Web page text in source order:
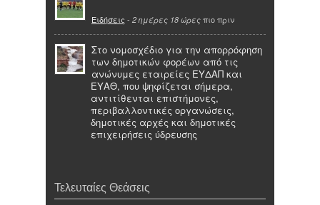
Ειδήσεις - 2 ημέρες 18 ώρες πιο πριν
Στο νομοσχέδιο για την απορρόφηση
των δημοτικών φορέων από τις
ανώνυμες εταιρείες ΕΥΔΑΠ και
ΕΥΑΘ, που ψηφίζεται σήμερα,
αντιτίθενται επιστήμονες,
περιβαλλοντικές οργανώσεις,
δημοτικές αρχές και δημοτικές
επιχειρήσεις ύδρευσης
Τελευταίες Θεάσεις